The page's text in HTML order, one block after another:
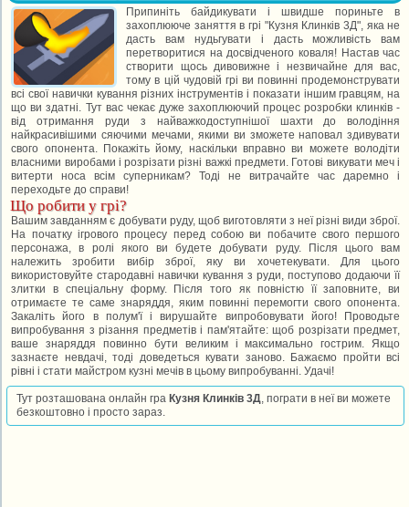
Припиніть байдикувати і швидше пориньте в
захоплююче заняття в грі "Кузня Клинків 3Д", яка не
дасть вам нудьгувати і дасть можливість вам
перетворитися на досвідченого коваля! Настав час
створити щось дивовижне і незвичайне для вас,
тому в цій чудовій грі ви повинні продемонструвати
всі свої навички кування різних інструментів і показати іншим гравцям, на
що ви здатні. Тут вас чекає дуже захоплюючий процес розробки клинків -
від отримання руди з найважкодоступнішої шахти до володіння
найкрасивішими сяючими мечами, якими ви зможете наповал здивувати
свого опонента. Покажіть йому, наскільки вправно ви можете володіти
власними виробами і розрізати різні важкі предмети. Готові викувати меч і
витерти носа всім суперникам? Тоді не витрачайте час даремно і
переходьте до справи!
Що робити у грі?
Вашим завданням є добувати руду, щоб виготовляти з неї різні види зброї.
На початку ігрового процесу перед собою ви побачите свого першого
персонажа, в ролі якого ви будете добувати руду. Після цього вам
належить зробити вибір зброї, яку ви хочетекувати. Для цього
використовуйте стародавні навички кування з руди, поступово додаючи її
злитки в спеціальну форму. Після того як повністю її заповните, ви
отримаєте те саме знаряддя, яким повинні перемогти свого опонента.
Закаліть його в полум'ї і вирушайте випробовувати його! Проводьте
випробування з різання предметів і пам'ятайте: щоб розрізати предмет,
ваше знаряддя повинно бути великим і максимально гострим. Якщо
зазнаєте невдачі, тоді доведеться кувати заново. Бажаємо пройти всі
рівні і стати майстром кузні мечів в цьому випробуванні. Удачі!
Тут розташована онлайн гра Кузня Клинків 3Д, пограти в неї ви можете
безкоштовно і просто зараз.